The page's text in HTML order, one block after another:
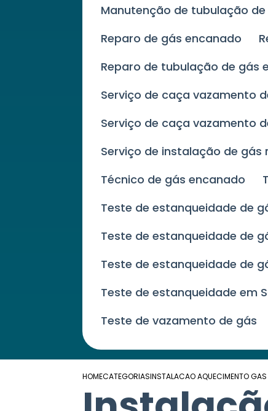
Manutenção de tubulação
Reparo de gás encanado
Reparo de tubulação de gás
Serviço de caça vazamento
Serviço de caça vazamento
Serviço de instalação de gás
Técnico de gás encanado
Teste de estanqueidade de
Teste de estanqueidade de
Teste de estanqueidade de
Teste de estanqueidade em
Teste de vazamento de gás
HOMECATEGORIASINSTALACAO AQUECIMENTO GAS